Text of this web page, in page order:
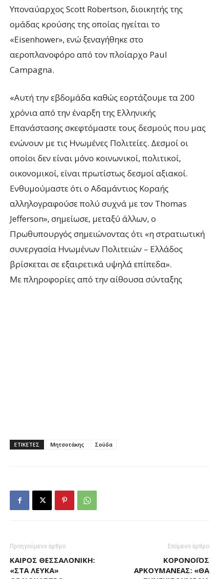
Υποναύαρχος Scott Robertson, διοικητής της
ομάδας κρούσης της οποίας ηγείται το
«Eisenhower», ενώ ξεναγήθηκε στο
αεροπλανοφόρο από τον πλοίαρχο Paul
Campagna.
«Αυτή την εβδομάδα καθώς εορτάζουμε τα 200
χρόνια από την έναρξη της Ελληνικής
Επανάστασης σκεφτόμαστε τους δεσμούς που μας
ενώνουν με τις Ηνωμένες Πολιτείες. Δεσμοί οι
οποίοι δεν είναι μόνο κοινωνικοί, πολιτικοί,
οικονομικοί, είναι πρωτίστως δεσμοί αξιακοί.
Ενθυμούμαστε ότι ο Αδαμάντιος Κοραής
αλληλογραφούσε πολύ συχνά με τον Thomas
Jefferson», σημείωσε, μεταξύ άλλων, ο
Πρωθυπουργός σημειώνοντας ότι «η στρατιωτική
συνεργασία Ηνωμένων Πολιτειών – Ελλάδος
βρίσκεται σε εξαιρετικά υψηλά επίπεδα».
Με πληροφορίες από την αίθουσα σύνταξης
ΕΤΙΚΕΤΕΣ Μητσοτάκης Σούδα
Προηγούμενο άρθρο
ΚΑΙΡΌΣ ΘΕΣΣΑΛΟΝΊΚΗ:
«ΣΤΑ ΛΕΥΚΆ»
Επόμενο άρθρο
ΚΟΡΟΝΟΪΌΣ
ΑΡΚΟΥΜΑΝΈΑΣ: «ΘΑ